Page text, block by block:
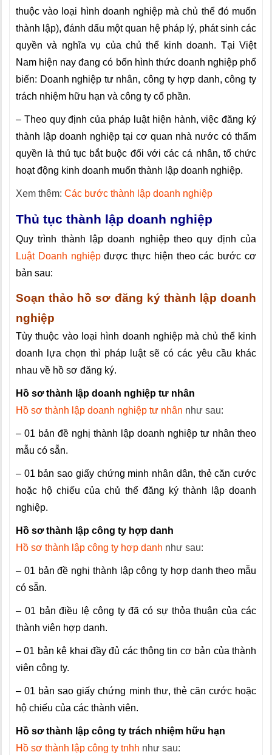
thuộc vào loại hình doanh nghiệp mà chủ thể đó muốn
thành lập), đánh dấu một quan hệ pháp lý, phát sinh các
quyền và nghĩa vụ của chủ thể kinh doanh. Tại Việt
Nam hiện nay đang có bốn hình thức doanh nghiệp phổ
biến: Doanh nghiệp tư nhân, công ty hợp danh, công ty
trách nhiệm hữu hạn và công ty cổ phần.
– Theo quy định của pháp luật hiện hành, việc đăng ký
thành lập doanh nghiệp tại cơ quan nhà nước có thẩm
quyền là thủ tục bắt buộc đối với các cá nhân, tổ chức
hoạt động kinh doanh muốn thành lập doanh nghiệp.
Xem thêm: Các bước thành lập doanh nghiệp
Thủ tục thành lập doanh nghiệp
Quy trình thành lập doanh nghiệp theo quy định của
Luật Doanh nghiệpđược thực hiện theo các bước cơ
bản sau:
Soạn thảo hồ sơ đăng ký thành lập doanh
nghiệp
Tùy thuộc vào loại hình doanh nghiệp mà chủ thể kinh
doanh lựa chọn thì pháp luật sẽ có các yêu cầu khác
nhau về hồ sơ đăng ký.
Hồ sơ thành lập doanh nghiệp tư nhân
Hồ sơ thành lập doanh nghiệp tư nhân như sau:
– 01 bản đề nghị thành lập doanh nghiệp tư nhân theo
mẫu có sẵn.
– 01 bản sao giấy chứng minh nhân dân, thẻ căn cước
hoặc hộ chiếu của chủ thể đăng ký thành lập doanh
nghiệp.
Hồ sơ thành lập công ty hợp danh
Hồ sơ thành lập công ty hợp danh như sau:
– 01 bản đề nghị thành lập công ty hợp danh theo mẫu
có sẵn.
– 01 bản điều lệ công ty đã có sự thỏa thuận của các
thành viên hợp danh.
– 01 bản kê khai đầy đủ các thông tin cơ bản của thành
viên công ty.
– 01 bản sao giấy chứng minh thư, thẻ căn cước hoặc
hộ chiếu của các thành viên.
Hồ sơ thành lập công ty trách nhiệm hữu hạn
Hồ sơ thành lập công ty tnhh như sau: